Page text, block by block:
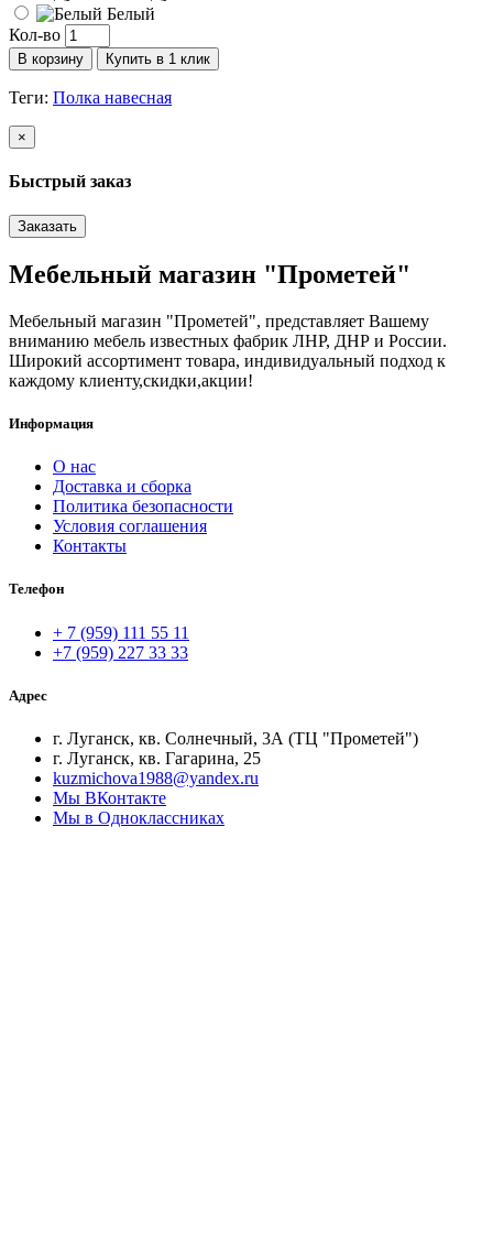
Белый
Кол-во
В корзину Купить в 1 клик
Теги: Полка навесная
×
Быстрый заказ
Заказать
Мебельный магазин "Прометей"
Мебельный магазин "Прометей", представляет Вашему
вниманию мебель известных фабрик ЛНР, ДНР и России.
Широкий ассортимент товара, индивидуальный подход к
каждому клиенту,скидки,акции!
Информация
О нас
Доставка и сборка
Политика безопасности
Условия соглашения
Контакты
Телефон
+ 7 (959) 111 55 11
+7 (959) 227 33 33
Адрес
г. Луганск, кв. Солнечный, 3А (ТЦ "Прометей")
г. Луганск, кв. Гагарина, 25
kuzmichova1988@yandex.ru
Мы ВКонтакте
Мы в Одноклассниках